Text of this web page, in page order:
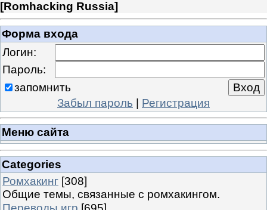
[Romhacking Russia]
Форма входа
Логин:
Пароль:
запомнить
Забыл пароль | Регистрация
Меню сайта
Categories
Ромхакинг [308]
Общие темы, связанные с ромхакингом.